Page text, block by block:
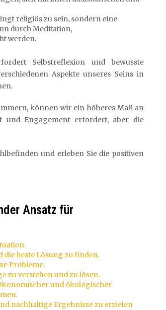
religiös zu sein, sondern eine
durch Meditation,
werden.
Selbstreflexion und bewusste
Aspekte unseres Seins in
können wir ein höheres Maß an
und Engagement erfordert, aber die
und erleben Sie die positiven
Ansatz für
die beste Lösung zu finden.
Probleme.
zu verstehen und zu lösen.
und ökologischer
nachhaltige Ergebnisse zu erzielen